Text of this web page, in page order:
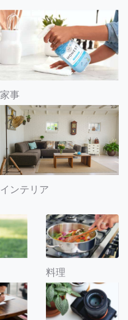
家事
インテリア
料理